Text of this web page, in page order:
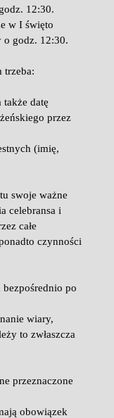
12:30.
w I święto
o godz. 12:30.
trzeba:
datę
przez
(imię,
swoje ważne
celebransa i
całe
czynności
po
wiary,
to zwłaszcza
przeznaczone
obowiązek